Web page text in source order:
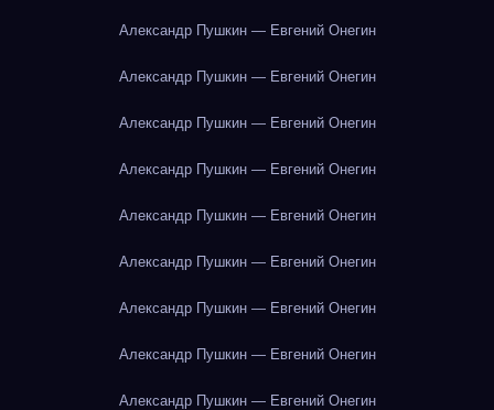
Александр Пушкин — Евгений Онегин
Александр Пушкин — Евгений Онегин
Александр Пушкин — Евгений Онегин
Александр Пушкин — Евгений Онегин
Александр Пушкин — Евгений Онегин
Александр Пушкин — Евгений Онегин
Александр Пушкин — Евгений Онегин
Александр Пушкин — Евгений Онегин
Александр Пушкин — Евгений Онегин